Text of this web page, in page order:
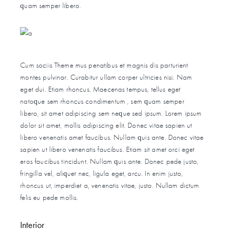
quam semper libero.
Cum sociis Theme mus penatibus et magnis dis parturient
montes pulvinar. Curabitur ullam corper ultricies nisi. Nam
eget dui. Etiam rhoncus. Maecenas tempus, tellus eget
natoque sem rhoncus condimentum , sem quam semper
libero, sit amet adipiscing sem neque sed ipsum. Lorem ipsum
dolor sit amet, mollis adipiscing elit. Donec vitae sapien ut
libero venenatis amet faucibus. Nullam quis ante. Donec vitae
sapien ut libero venenatis faucibus. Etiam sit amet orci eget
eros faucibus tincidunt. Nullam quis ante. Donec pede justo,
fringilla vel, aliquet nec, ligula eget, arcu. In enim justo,
rhoncus ut, imperdiet a, venenatis vitae, justo. Nullam dictum
felis eu pede mollis.
Interior